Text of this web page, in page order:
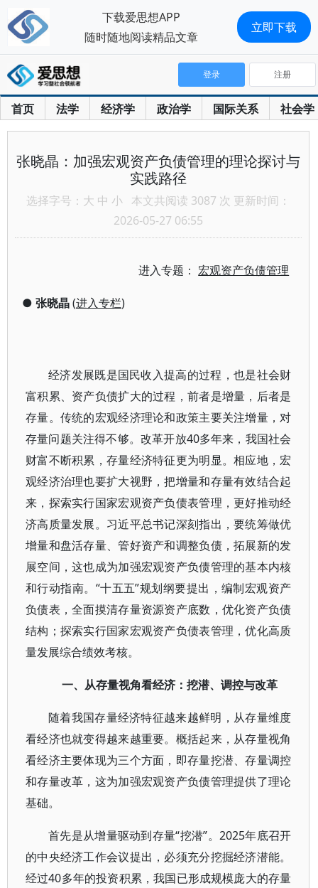
首页 法学 经济学 政治学 国际关系 社会学
登录 注册
张晓晶：加强宏观资产负债管理的理论探讨与
实践路径
选择字号： 大 中 小 本文共阅读 3087 次 更新时间：
2026-05-27 06:55
进入专题：宏观资产负债管理
● 张晓晶(进入专栏)
经济发展既是国民收入提高的过程，也是社会财
富积累、资产负债扩大的过程，前者是增量，后者是
存量。传统的宏观经济理论和政策主要关注增量，对
存量问题关注得不够。改革开放40多年来，我国社会
财富不断积累，存量经济特征更为明显。相应地，宏
观经济治理也要扩大视野，把增量和存量有效结合起
来，探索实行国家宏观资产负债表管理，更好推动经
济高质量发展。习近平总书记深刻指出，要统筹做优
增量和盘活存量、管好资产和调整负债，拓展新的发
展空间，这也成为加强宏观资产负债管理的基本内核
和行动指南。“十五五”规划纲要提出，编制宏观资产
负债表，全面摸清存量资源资产底数，优化资产负债
结构；探索实行国家宏观资产负债表管理，优化高质
量发展综合绩效考核。
一、从存量视角看经济：挖潜、调控与改革
随着我国存量经济特征越来越鲜明，从存量维度
看经济也就变得越来越重要。概括起来，从存量视角
看经济主要体现为三个方面，即存量挖潜、存量调控
和存量改革，这为加强宏观资产负债管理提供了理论
基础。
首先是从增量驱动到存量“挖潜”。2025年底召开
的中央经济工作会议提出，必须充分挖掘经济潜能。
经过40多年的投资积累，我国已形成规模庞大的存量
下载爱思想APP
随时随地阅读精品文章
立即下载